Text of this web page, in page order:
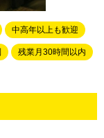
中高年以上も歓迎
残業月30時間以内